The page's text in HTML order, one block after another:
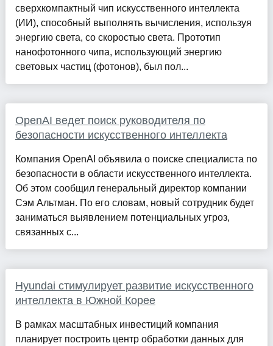
сверхкомпактный чип искусственного интеллекта
(ИИ), способный выполнять вычисления, используя
энергию света, со скоростью света. Прототип
нанофотонного чипа, использующий энергию
световых частиц (фотонов), был пол...
OpenAI ведет поиск руководителя по
безопасности искусственного интеллекта
Компания OpenAI объявила о поиске специалиста по
безопасности в области искусственного интеллекта.
Об этом сообщил генеральный директор компании
Сэм Альтман. По его словам, новый сотрудник будет
заниматься выявлением потенциальных угроз,
связанных с...
Hyundai стимулирует развитие искусственного
интеллекта в Южной Корее
В рамках масштабных инвестиций компания
планирует построить центр обработки данных для